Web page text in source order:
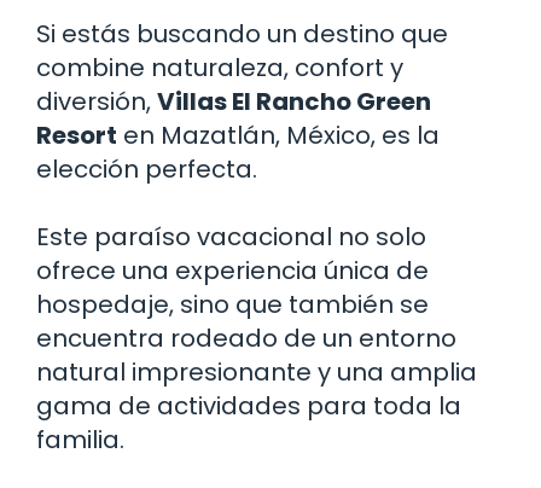
Si estás buscando un destino que
combine naturaleza, confort y
diversión,Villas El Rancho Green
Resort en Mazatlán, México, es la
elección perfecta.
Este paraíso vacacional no solo
ofrece una experiencia única de
hospedaje, sino que también se
encuentra rodeado de un entorno
natural impresionante y una amplia
gama de actividades para toda la
familia.